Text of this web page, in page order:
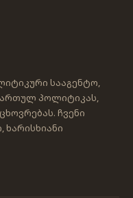
სააგენტო,
პოლიტიკას,
ჩვენი
ხარისხიანი